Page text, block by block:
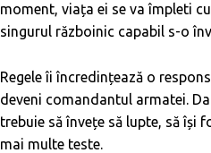
moment, viața ei se va împleti
singurul războinic capabil s-o
Regele îi încredințează o
deveni comandantul armatei.
trebuie să învețe să lupte, să își
mai multe teste.